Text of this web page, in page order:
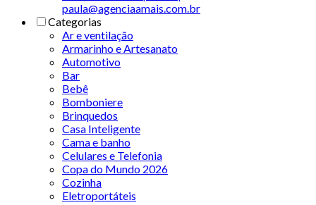
paula@agenciaamais.com.br
Categorias
Ar e ventilação
Armarinho e Artesanato
Automotivo
Bar
Bebê
Bomboniere
Brinquedos
Casa Inteligente
Cama e banho
Celulares e Telefonia
Copa do Mundo 2026
Cozinha
Eletroportáteis